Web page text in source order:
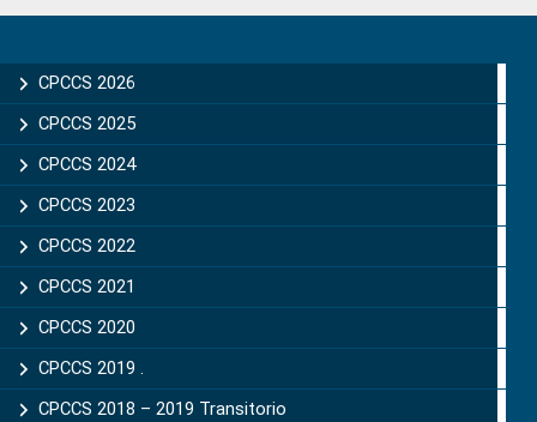
Sidebar
CPCCS 2026
CPCCS 2025
CPCCS 2024
CPCCS 2023
CPCCS 2022
CPCCS 2021
CPCCS 2020
CPCCS 2019 .
CPCCS 2018 – 2019 Transitorio